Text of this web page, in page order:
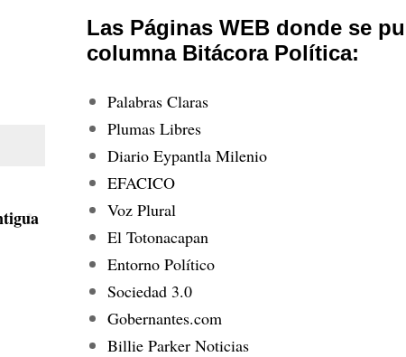
Las Páginas WEB donde se
columna Bitácora Política:
Palabras Claras
Plumas Libres
Diario Eypantla Milenio
EFACICO
Voz Plural
El Totonacapan
Entorno Político
Sociedad 3.0
Gobernantes.com
Billie Parker Noticias